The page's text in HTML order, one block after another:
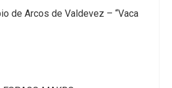
de Arcos de Valdevez – “Vaca